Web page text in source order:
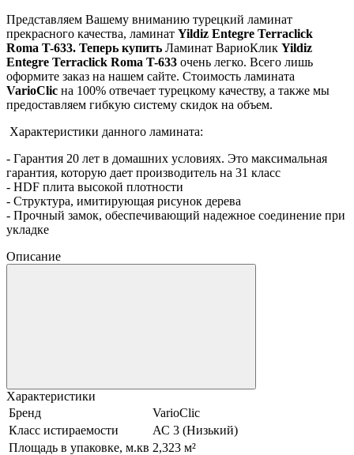
Представляем Вашему вниманию турецкий ламинат
прекрасного качества, ламинат Yildiz Entegre Terraclick
Roma T-633. Теперь купить Ламинат ВариоКлик Yildiz
Entegre Terraclick Roma T-633 очень легко. Всего лишь
оформите заказ на нашем сайте. Стоимость ламината
VarioClic на 100% отвечает турецкому качеству, а также мы
предоставляем гибкую систему скидок на объем.
Характеристики данного ламината:
- Гарантия 20 лет в домашних условиях. Это максимальная
гарантия, которую дает производитель на 31 класс
- HDF плита высокой плотности
- Структура, имитирующая рисунок дерева
- Прочный замок, обеспечивающий надежное соединение при
укладке
Описание
Характеристики
Бренд
VarioClic
Класс истираемости
АС 3 (Низький)
Площадь в упаковке, м.кв 2,323 м²